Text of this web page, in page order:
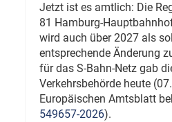
Jetzt ist es amtlich: Die
81 Hamburg-
wird auch über 2027 als
entsprechende Änderung
für das S-Bahn-Netz gab
Verkehrsbehörde heute
Europäischen Amtsblatt
549657-2026).